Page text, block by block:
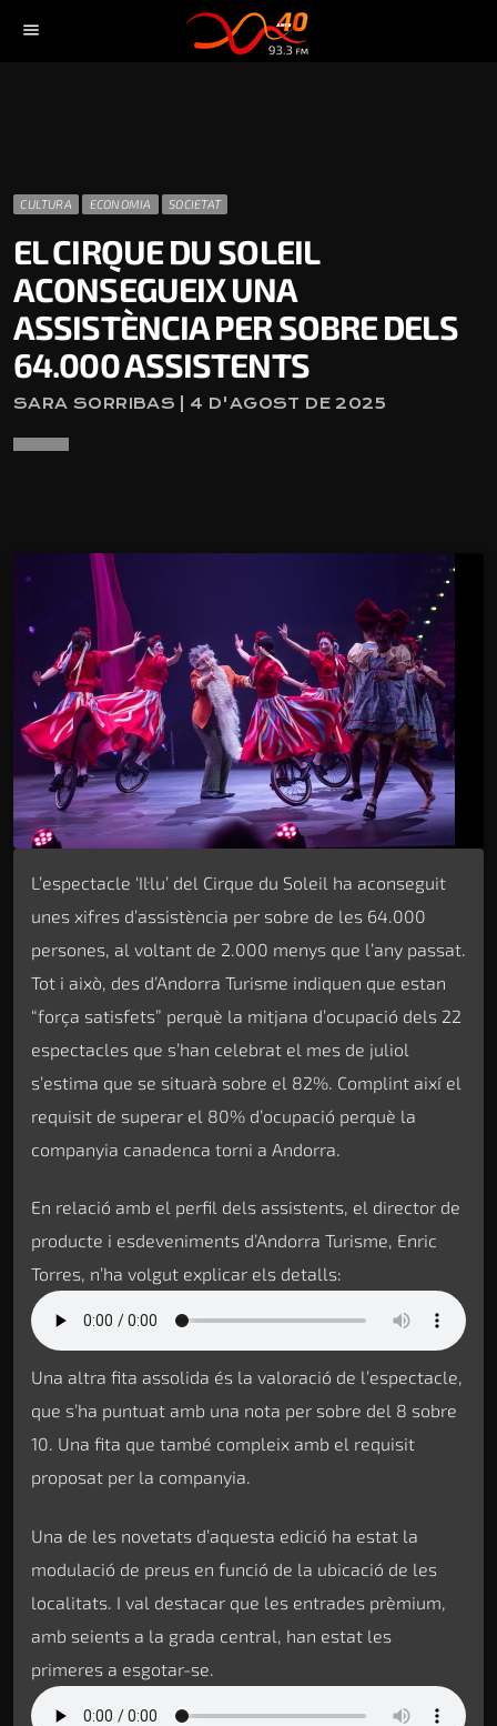
menu
CULTURA ECONOMIA SOCIETAT
EL CIRQUE DU SOLEIL
ACONSEGUEIX UNA
ASSISTÈNCIA PER SOBRE DELS
64.000 ASSISTENTS
SARA SORRIBAS | 4 D'AGOST DE 2025
L’espectacle ‘Il·lu’ del Cirque du Soleil ha aconseguit
unes xifres d’assistència per sobre de les 64.000
persones, al voltant de 2.000 menys que l’any passat.
Tot i això, des d’Andorra Turisme indiquen que estan
“força satisfets” perquè la mitjana d’ocupació dels 22
espectacles que s’han celebrat el mes de juliol
s’estima que se situarà sobre el 82%. Complint així el
requisit de superar el 80% d’ocupació perquè la
companyia canadenca torni a Andorra.
En relació amb el perfil dels assistents, el director de
producte i esdeveniments d’Andorra Turisme, Enric
Torres, n’ha volgut explicar els detalls:
Una altra fita assolida és la valoració de l’espectacle,
que s’ha puntuat amb una nota per sobre del 8 sobre
10. Una fita que també compleix amb el requisit
proposat per la companyia.
Una de les novetats d’aquesta edició ha estat la
modulació de preus en funció de la ubicació de les
localitats. I val destacar que les entrades prèmium,
amb seients a la grada central, han estat les
primeres a esgotar-se.